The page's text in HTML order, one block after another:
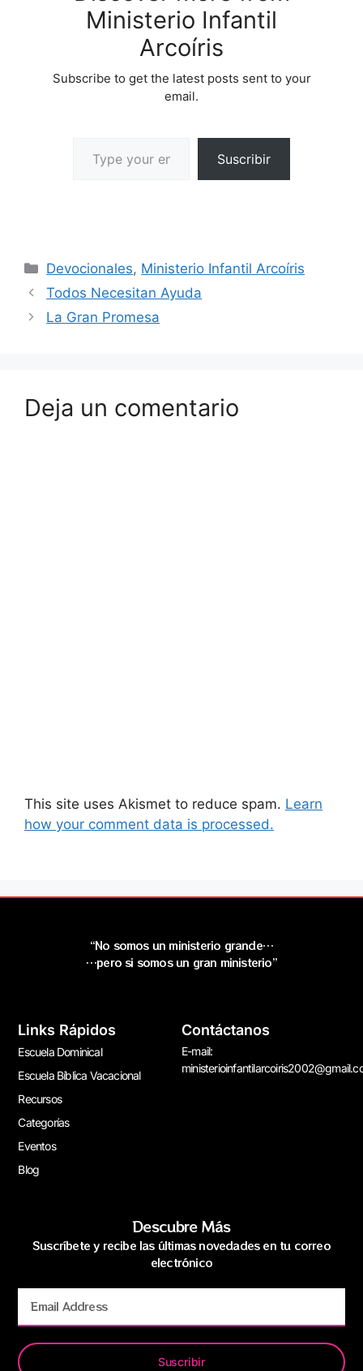
Ministerio Infantil
Arcoíris
Subscribe to get the latest posts sent to your
email.
Suscribir
Devocionales, Ministerio Infantil Arcoíris
Todos Necesitan Ayuda
La Gran Promesa
Deja un comentario
This site uses Akismet to reduce spam. Learn
how your comment data is processed.
“No somos un ministerio grande…
…pero si somos un gran ministerio”
Links Rápidos
Escuela Dominical
Escuela Bíblica Vacacional
Recursos
Categorías
Eventos
Blog
Contáctanos
E-mail:
Descubre Más
Suscríbete y recibe las últimas novedades en tu correo
electrónico
Suscribir